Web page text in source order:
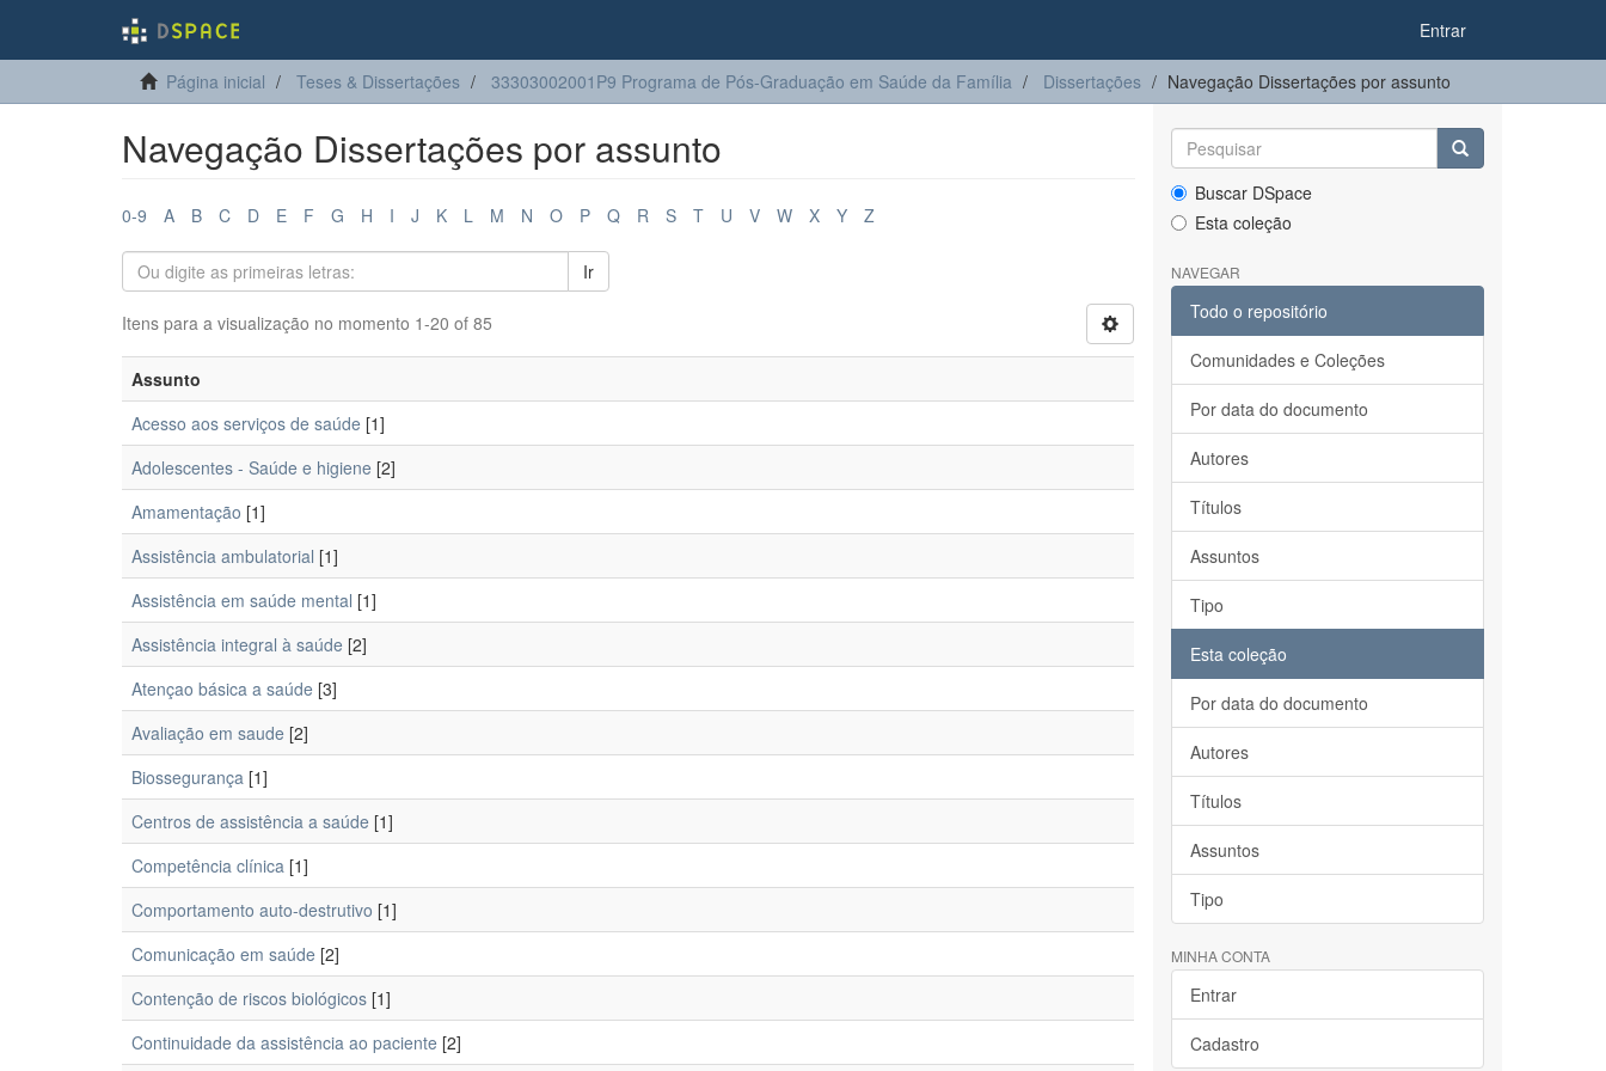
Entrar
Página inicial Teses & Dissertações 33303002001P9 Programa de Pós-Graduação em Saúde da Família Dissertações Navegação Dissertações por assunto
Navegação Dissertações por assunto
0-9 A B C D E F G H I J K L M N O P Q R S T U V W X Y Z
Ir
Itens para a visualização no momento 1-20 of 85
Assunto
Acesso aos serviços de saúde [1]
Adolescentes - Saúde e higiene [2]
Amamentação [1]
Assistência ambulatorial [1]
Assistência em saúde mental [1]
Assistência integral à saúde [2]
Atençao básica a saúde [3]
Avaliação em saude [2]
Biossegurança [1]
Centros de assistência a saúde [1]
Competência clínica [1]
Comportamento auto-destrutivo [1]
Comunicação em saúde [2]
Contenção de riscos biológicos [1]
Continuidade da assistência ao paciente [2]
Buscar DSpace
Esta coleção
NAVEGAR
Todo o repositório
Comunidades e Coleções
Por data do documento
Autores
Títulos
Assuntos
Tipo
Esta coleção
Por data do documento
Autores
Títulos
Assuntos
Tipo
MINHA CONTA
Entrar
Cadastro